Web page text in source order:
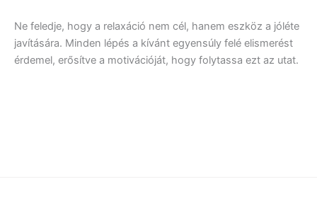
Ne feledje, hogy a relaxáció nem cél, hanem eszköz a jóléte
javítására. Minden lépés a kívánt egyensúly felé elismerést
érdemel, erősítve a motivációját, hogy folytassa ezt az utat.